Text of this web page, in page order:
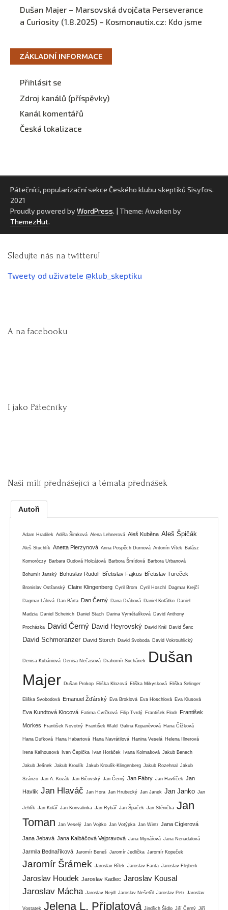
Dušan Majer – Marsovská dvojčata Perseverance
a Curiosity (1.8.2025) – Kosmonautix.cz: Kdo jsme
ZÁKLADNÍ INFORMACE
Přihlásit se
Zdroj kanálů (příspěvky)
Kanál komentářů
Česká lokalizace
Pátečníci, popularizační sekce Českého klubu skeptiků Sisyfos.
2021
Proudly powered by WordPress. | Theme: Awaken by
ThemezHut.
Sledujte nás na twitteru!
Tweety od uživatele @klub_skeptiku
A na facebooku
I jako Pátečníky
Naši milí přednášející a témata přednášek
Autoři
Adam Hradilek Adéla Šimková Alena Lehnerová Aleš Kuběna Aleš Špičák
Aleš Stuchlík Anetta Pierzynová Anna Pospěch Durnová Antonín Vítek Balász
Komoróczy Barbara Oudová Holcátová Barbora Šmídová Barbora Urbanová
Bohumír Janský Bohuslav Rudolf Břetislav Fajkus Břetislav Tureček
Bronislav Ostřanský Claire Klingenberg Cyril Brom Cyril Hoschl Dagmar Krejčí
Dagmar Lálová Dan Bárta Dan Černý Dana Drábová Daniel Koťátko Daniel
Madzia Daniel Scheirich Daniel Stach Darina Vymětalíková David Anthony
Procházka David Černý David Heyrovský David Král David Šanc
David Schmoranzer David Storch David Svoboda David Vokrouhlický
Denisa Kubániová Denisa Nečasová Drahomír Suchánek
Dušan
Majer Dušan Prokop Eliška Klozová Eliška Mikysková Eliška Selinger
Eliška Svobodová Emanuel Žďárský Eva Broklová Eva Höschlová Eva Klusová
Eva Kundtová Klocová Fatima Cvrčková Filip Tvrdý František Flodr František
Morkes František Novotný František Wald Galina Kopaněvová Hana Čížková
Hana Dufková Hana Habartová Hana Navrátilová Hanina Veselá Helena Illnerová
Irena Kalhousová Ivan Čepička Ivan Horáček Ivana Kolmašová Jakub Benech
Jakub Jelínek Jakub Kroulík Jakub Kroulík-Klingenberg Jakub Rozehnal Jakub
Szánzo Jan A. Kozák Jan Bičovský Jan Černý Jan Fábry Jan Havlíček Jan
Havlík Jan Hlaváč Jan Hora Jan Hrubecký Jan Janek Jan Janko Jan
Jehlík Jan Kolář Jan Konvalinka Jan Rybář Jan Špaček Jan Stěnička Jan
Toman
Jan Veselý Jan Vojtko Jan Votýpka Jan Wintr Jana Cíglerová
Jana Jebavá Jana Kalbáčová Vejpravová Jana Mynářová Jana Nenadalová
Jarmila Bednaříková Jaromír Beneš Jaromír Jedlička Jaromír Kopeček
Jaromír Šrámek Jaroslav Bílek Jaroslav Fanta Jaroslav Flejberk
Jaroslav Houdek Jaroslav Kadlec Jaroslav Kousal
Jaroslav Mácha Jaroslav Nejdl Jaroslav Nešetřil Jaroslav Petr Jaroslav
Vostatek Jelena L. Příplatová Jindřich Šídlo Jiří Černý Jiří